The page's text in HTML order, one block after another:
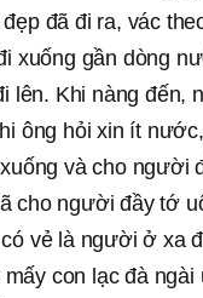
đã đi ra, vác
xuống gần dòng
lên. Khi nàng đến,
ông hỏi xin ít
và cho người
cho người đầy tớ
có vẻ là người ở xa
con lạc đà ngài